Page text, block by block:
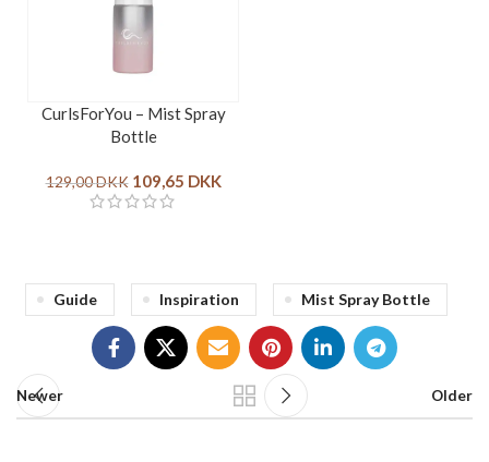
CurlsForYou – Mist Spray
Bottle
129,00DKK 109,65 DKK
Guide Inspiration Mist Spray Bottle
Newer Older